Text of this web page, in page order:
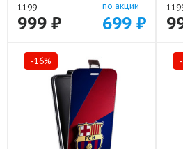
1199
999 ₽
по акции
699 ₽
-16%